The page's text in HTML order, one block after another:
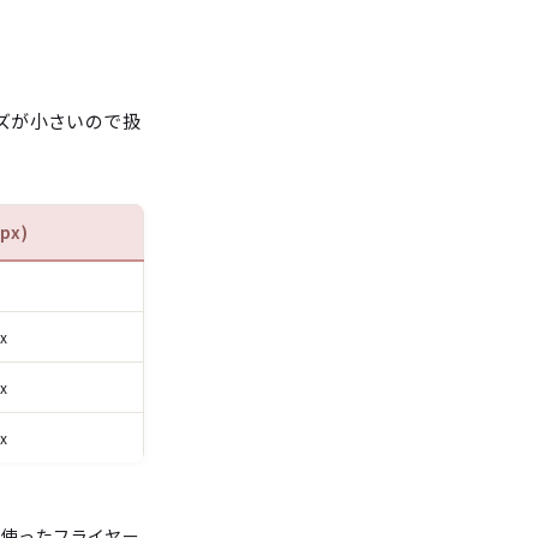
が小さいので扱